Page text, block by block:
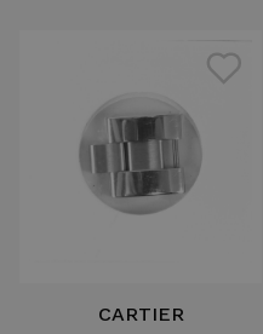
CARTIER